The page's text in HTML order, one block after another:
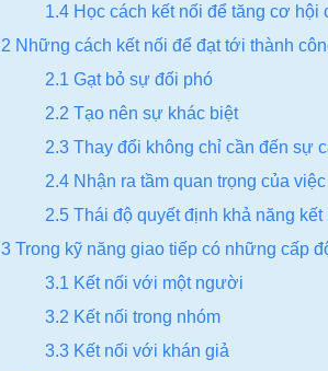
1.4 Học cách kết nối để tăng cơ hội
2 Những cách kết nối để đạt tới thành
2.1 Gạt bỏ sự đối phó
2.2 Tạo nên sự khác biệt
2.3 Thay đổi không chỉ cần đến sự
2.4 Nhận ra tầm quan trọng của
2.5 Thái độ quyết định khả năng kết
3 Trong kỹ năng giao tiếp có những cấp
3.1 Kết nối với một người
3.2 Kết nối trong nhóm
3.3 Kết nối với khán giả